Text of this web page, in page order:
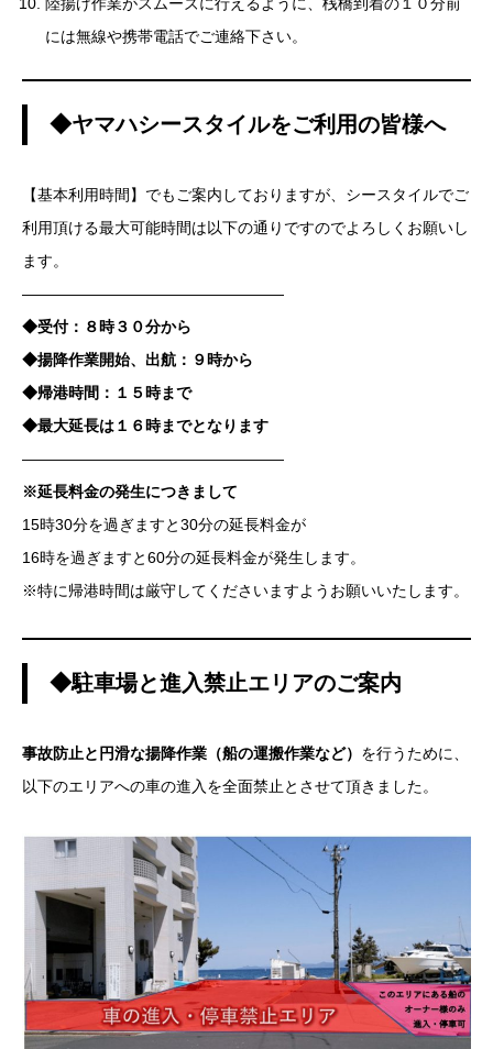
には無線や携帯電話でご連絡下さい。
◆ヤマハシースタイルをご利用の皆様へ
【基本利用時間】でもご案内しておりますが、シースタイルでご
利用頂ける最大可能時間は以下の通りですのでよろしくお願いし
ます。
—————————————————
◆受付：８時３０分から
◆揚降作業開始、出航：９時から
◆帰港時間：１５時まで
◆最大延長は１６時までとなります
—————————————————
※延長料金の発生につきまして
15時30分を過ぎますと30分の延長料金が
16時を過ぎますと60分の延長料金が発生します。
※特に帰港時間は厳守してくださいますようお願いいたします。
◆駐車場と進入禁止エリアのご案内
事故防止と円滑な揚降作業（船の運搬作業など） を行うために、
以下のエリアへの車の進入を全面禁止とさせて頂きました。